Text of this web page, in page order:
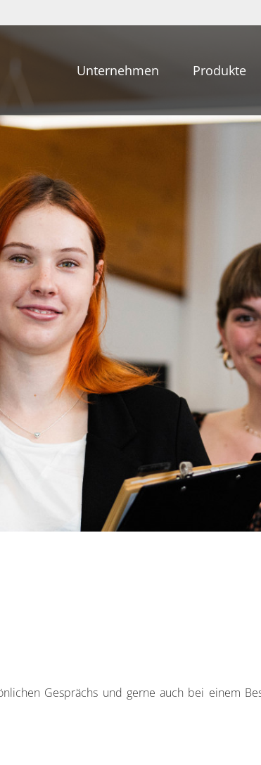
Unternehmen Produkte
Gesprächs und gerne auch bei einem